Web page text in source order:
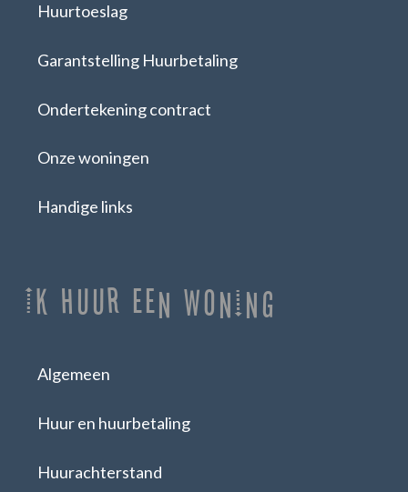
Huurtoeslag
Garantstelling Huurbetaling
Ondertekening contract
Onze woningen
Handige links
Ik huur een woning
Algemeen
Huur en huurbetaling
Huurachterstand